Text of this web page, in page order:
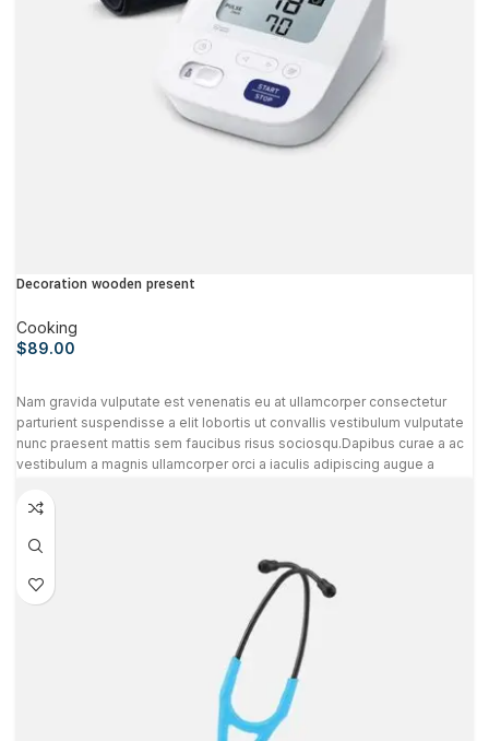
Decoration wooden present
Cooking
$89.00
Nam gravida vulputate est venenatis eu at ullamcorper consectetur
parturient suspendisse a elit lobortis ut convallis vestibulum vulputate
nunc praesent mattis sem faucibus risus sociosqu.Dapibus curae a ac
vestibulum a magnis ullamcorper orci a iaculis adipiscing augue a